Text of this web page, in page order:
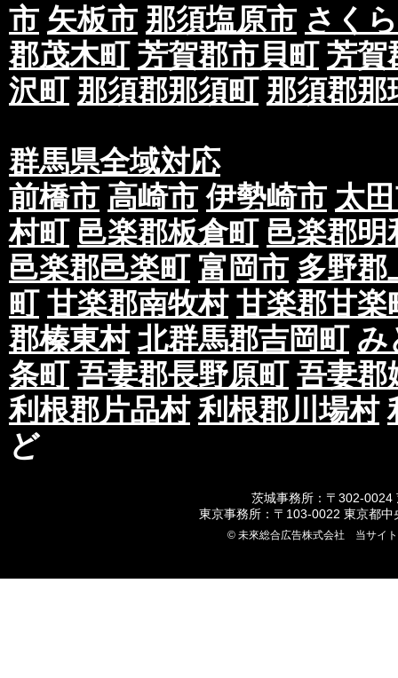
市 矢板市 那須塩原市 さく
郡茂木町 芳賀郡市貝町 芳賀
沢町 那須郡那須町 那須郡那
群馬県全域対応
前橋市 高崎市 伊勢崎市 太
村町 邑楽郡板倉町 邑楽郡明
邑楽郡邑楽町 富岡市 多野郡
町 甘楽郡南牧村 甘楽郡甘楽
郡榛東村 北群馬郡吉岡町 み
条町 吾妻郡長野原町 吾妻郡
利根郡片品村 利根郡川場村
ど
茨城事務所：〒302-0024
東京事務所：〒103-0022 東京都
© 未來総合広告株式会社 当サイ